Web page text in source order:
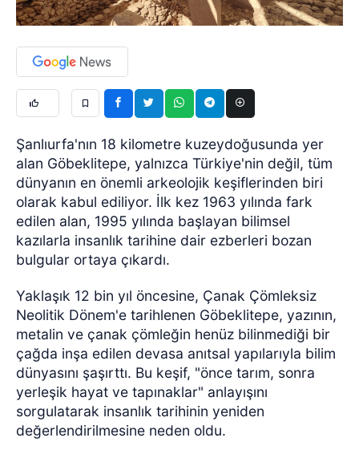
Şanlıurfa'nın 18 kilometre kuzeydoğusunda yer
alan Göbeklitepe, yalnızca Türkiye'nin değil, tüm
dünyanın en önemli arkeolojik keşiflerinden biri
olarak kabul ediliyor. İlk kez 1963 yılında fark
edilen alan, 1995 yılında başlayan bilimsel
kazılarla insanlık tarihine dair ezberleri bozan
bulgular ortaya çıkardı.
Yaklaşık 12 bin yıl öncesine, Çanak Çömleksiz
Neolitik Dönem'e tarihlenen Göbeklitepe, yazının,
metalin ve çanak çömleğin henüz bilinmediği bir
çağda inşa edilen devasa anıtsal yapılarıyla bilim
dünyasını şaşırttı. Bu keşif, "önce tarım, sonra
yerleşik hayat ve tapınaklar" anlayışını
sorgulatarak insanlık tarihinin yeniden
değerlendirilmesine neden oldu.